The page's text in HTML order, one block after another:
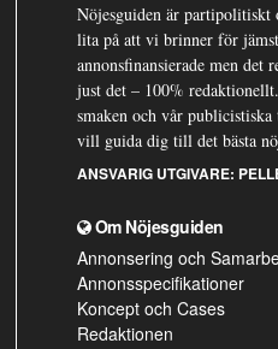
Nöjesguiden är partipolitiskt
lita på att vi brinner för
annonsfinansierade men det
just det – 100%
smaken och vår
vill guida dig till det bästa
ANSVARIG UTGIVARE:
Om Nöjesguiden
Annonsering och
Annonsspecifikationer
Koncept och Cases
Redaktionen